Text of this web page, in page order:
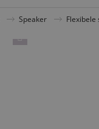
Speaker